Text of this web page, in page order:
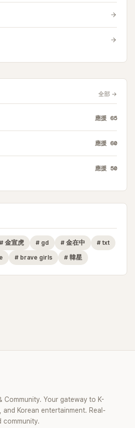
全部 →
應援 65
應援 60
應援 50
# 金宣虎 # gd # 金在中 # txt
# brave girls # 韓星
Community. Your gateway to K-
and Korean entertainment. Real-
community.